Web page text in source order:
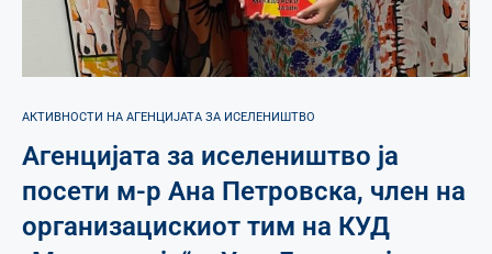
АКТИВНОСТИ НА АГЕНЦИЈАТА ЗА ИСЕЛЕНИШТВО
Агенцијата за иселеништво ја
посети м-р Ана Петровска, член на
организацискиот тим на КУД